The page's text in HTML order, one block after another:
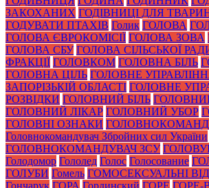
ЗАКОХАНИХ ГОДІВНИЦІ ДЛЯ
ГОДУВАТИ ПТАХІВ Голик ГОЛОВА
ГОЛОВА ЄВРОКОМІСІЇ ГОЛОВА ЗОВА
ГОЛОВА СБУ ГОЛОВА СІЛЬСЬКОЇ
ФРАКЦІЇ ГОЛОВКОМ ГОЛОВНА БІЛЬ
ГОЛОВНА ЦІЛЬ ГОЛОВНЕ
ЗАПОРІЗЬКІЙ ОБЛАСТІ ГОЛОВНЕ
РОЗВІДКИ ГОЛОВНИЙ БІЛЬ
ГОЛОВНИЙ ЛІКАР ГОЛОВНИЙ УБОР
ГОЛОВНІ ОЗНАКИ
Головнокомандувач Збройних сил України
ГОЛОВНОКОМАНДУВАЧ ЗСУ
Голодомор Гололед Голос Голосование
ГОЛУБИ Гомель ГОМОСЕКСУАЛЬНІ
Гончарук ГОРА Гординский ГОРЕ ГОРЕ-